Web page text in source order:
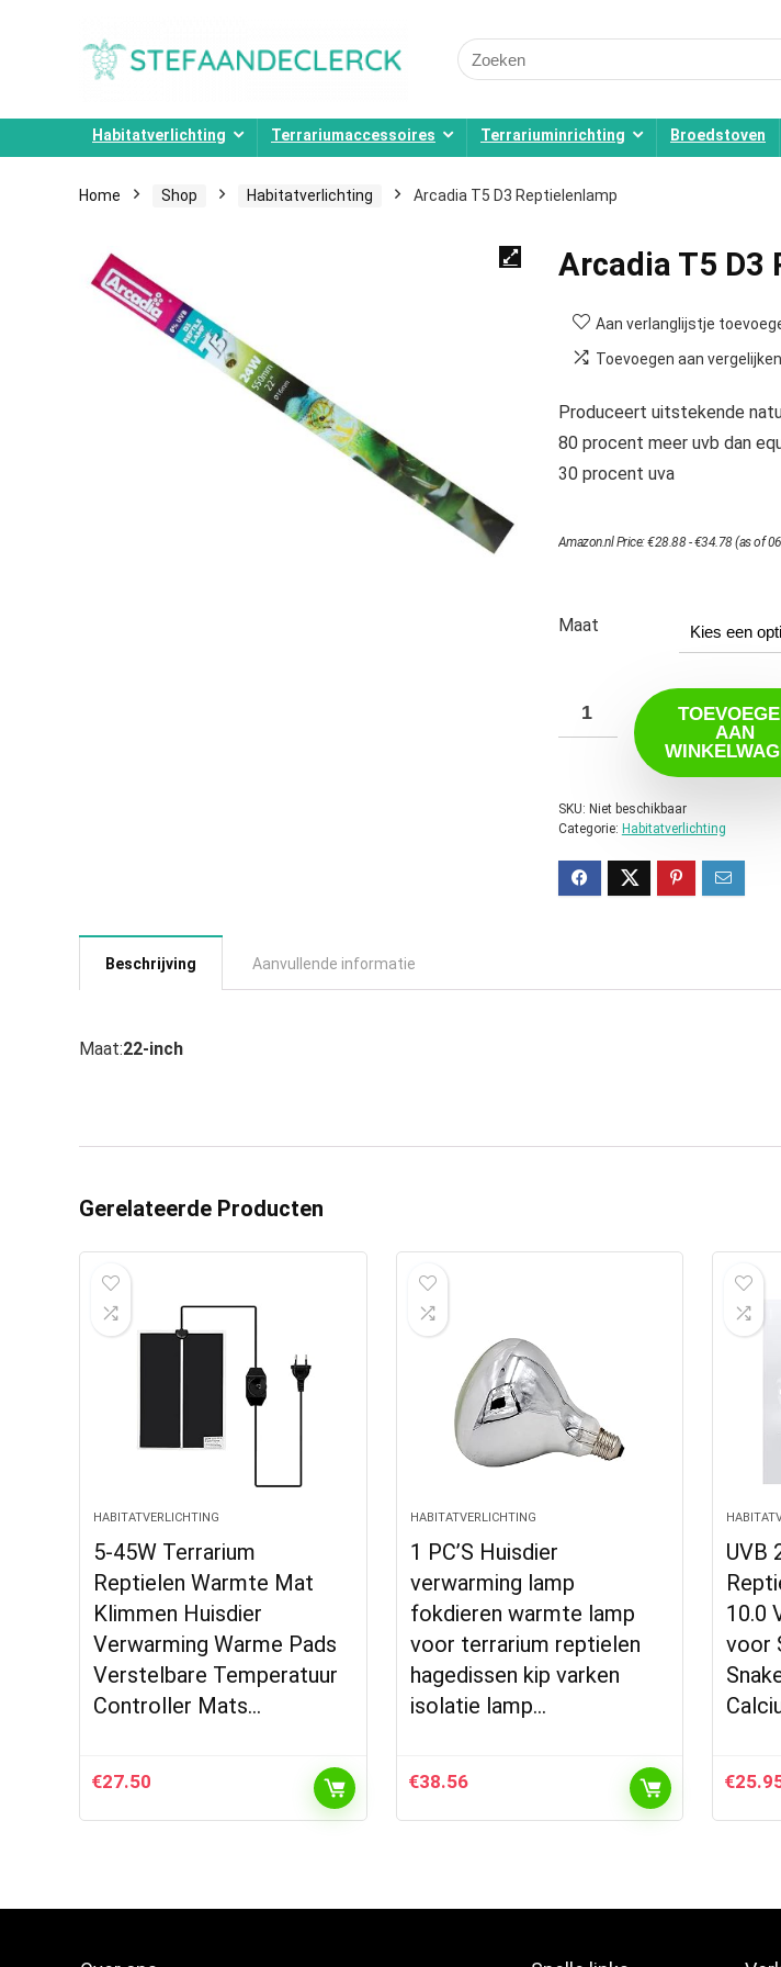
Search
for:
Habitatverlichting Terrariumaccessoires Terrariuminrichting Broedstoven
Home Shop Habitatverlichting Arcadia T5 D3 Reptielenlamp
Arcadia T5 D3
Aan verlanglijstje
Toevoegen aan vergelijken
Produceert uitstekende
80 procent meer uvb dan
30 procent uva
Amazon.nl Price:€28.88-€34.78€28.88
(as of
Maat
AAN
SKU: Niet beschikbaar
Categorie: Habitatverlichting
Beschrijving Aanvullende informatie
Maat:22-inch
Gerelateerde Producten
HABITATVERLICHTING
5-45W Terrarium
Reptielen Warmte Mat
Klimmen Huisdier
Verwarming Warme Pads
Verstelbare Temperatuur
Controller Mats…
€27.50
HABITATVERLICHTING
1 PC’S Huisdier
verwarming lamp
fokdieren warmte lamp
voor terrarium reptielen
hagedissen kip varken
isolatie lamp…
€38.56
UVB
10.0
voor
€